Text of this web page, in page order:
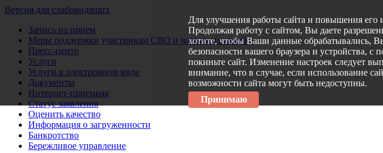
Версия для слабовидящих
Запись на прием
Меры поддержки участникам СВО и членам их семей
Пресс-центр
Услуги
Услуги в электронном виде
Документы
Интернет-приемная
Статус заявления
Оценить качество
Информация о загруженности
Банкротство
Бережливое управление
Для улучшения работы сайта и повышения
Продолжая работу с сайтом, Вы даете
хотите, чтобы Ваши данные обрабатывались,
безопасности вашего браузера и устройства,
покиньте сайт. Изменение настроек следует
внимание, что в случае, если использование
возможности сайта могут быть недоступны.
Принимаю